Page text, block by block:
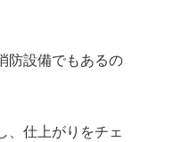
防設備でもあるの
、仕上がりをチェ